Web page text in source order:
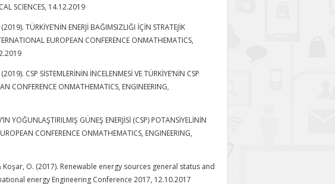
SCIENCES, 14.12.2019
TÜRKİYE’NİN ENERJİ BAĞIMSIZLIĞI İÇİN STRATEJİK
EUROPEAN CONFERENCE ONMATHEMATICS,
CSP SİSTEMLERİNİN İNCELENMESİ VE TÜRKİYE’NİN CSP
CONFERENCE ONMATHEMATICS, ENGINEERING,
YOĞUNLAŞTIRILMIŞ GÜNEŞ ENERJİSİ (CSP) POTANSİYELİNİN
CONFERENCE ONMATHEMATICS, ENGINEERING,
Koşar, O. (2017). Renewable energy sources general status and
energy Engineering Conference 2017, 12.10.2017